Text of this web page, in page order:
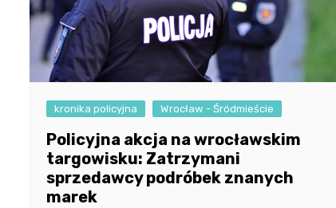
kronika policyjna Wrocław - Śródmieście
Policyjna akcja na wrocławskim
targowisku: Zatrzymani
sprzedawcy podróbek znanych
marek